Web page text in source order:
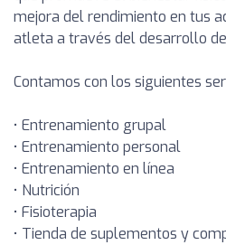
mejora del rendimiento en tus
atleta a través del desarrollo
Contamos con los siguientes
• Entrenamiento grupal
• Entrenamiento personal
• Entrenamiento en línea
• Nutrición
• Fisioterapia
• Tienda de suplementos y